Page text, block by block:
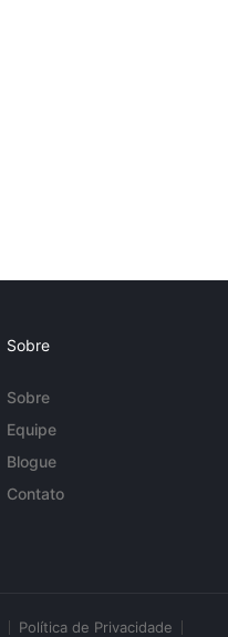
Sobre
Sobre
Equipe
Blogue
Contato
Política de Privacidade